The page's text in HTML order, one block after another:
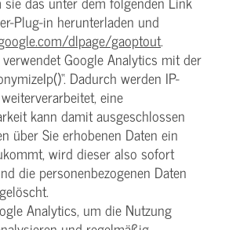
Plug-in herunterladen und
dlpage/gaoptout.
Google Analytics mit der
Dadurch werden IP-
eine
kann damit ausgeschlossen
über Sie erhobenen Daten ein
wird dieser also sofort
die personenbezogenen Daten
Analytics, um die Nutzung